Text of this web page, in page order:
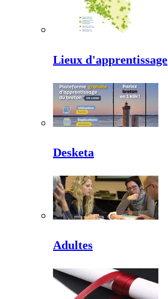
Lieux d'apprentissage
Desketa
Adultes